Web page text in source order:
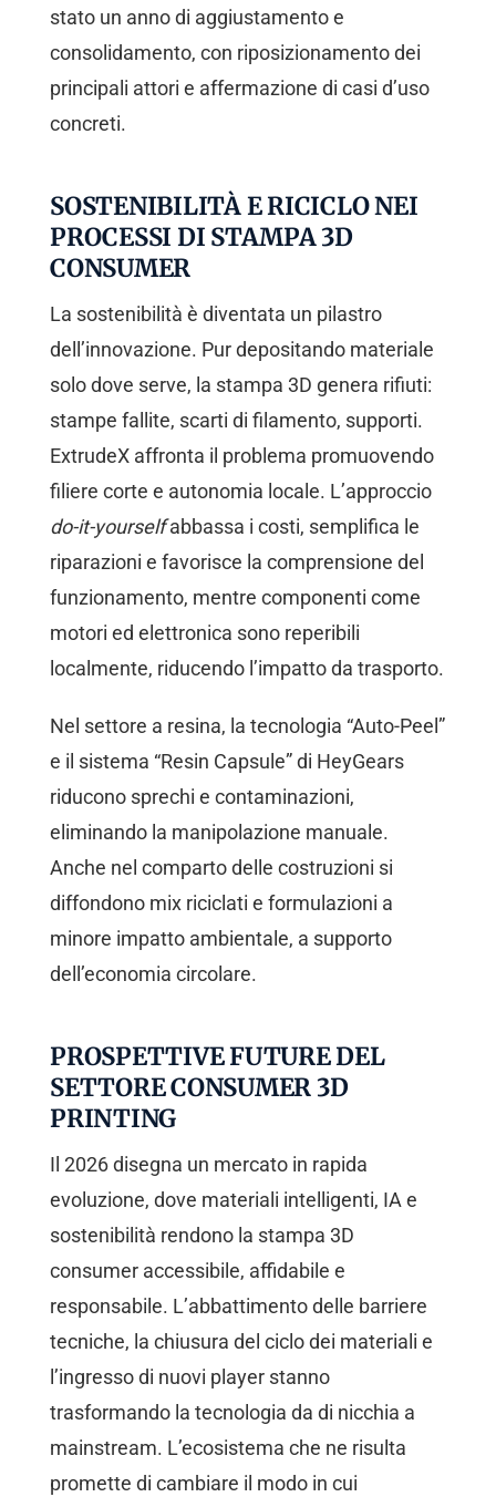
stato un anno di aggiustamento e
consolidamento, con riposizionamento dei
principali attori e affermazione di casi d’uso
concreti.
SOSTENIBILITÀ E RICICLO NEI
PROCESSI DI STAMPA 3D
CONSUMER
La sostenibilità è diventata un pilastro
dell’innovazione. Pur depositando materiale
solo dove serve, la stampa 3D genera rifiuti:
stampe fallite, scarti di filamento, supporti.
ExtrudeX affronta il problema promuovendo
filiere corte e autonomia locale. L’approccio
do-it-yourselfabbassa i costi, semplifica le
riparazioni e favorisce la comprensione del
funzionamento, mentre componenti come
motori ed elettronica sono reperibili
localmente, riducendo l’impatto da trasporto.
Nel settore a resina, la tecnologia “Auto-Peel”
e il sistema “Resin Capsule” di HeyGears
riducono sprechi e contaminazioni,
eliminando la manipolazione manuale.
Anche nel comparto delle costruzioni si
diffondono mix riciclati e formulazioni a
minore impatto ambientale, a supporto
dell’economia circolare.
PROSPETTIVE FUTURE DEL
SETTORE CONSUMER 3D
PRINTING
Il 2026 disegna un mercato in rapida
evoluzione, dove materiali intelligenti, IA e
sostenibilità rendono la stampa 3D
consumer accessibile, affidabile e
responsabile. L’abbattimento delle barriere
tecniche, la chiusura del ciclo dei materiali e
l’ingresso di nuovi player stanno
trasformando la tecnologia da di nicchia a
mainstream. L’ecosistema che ne risulta
promette di cambiare il modo in cui